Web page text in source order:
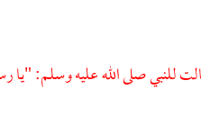
للنبي صلى الله عليه وسلم: "يا